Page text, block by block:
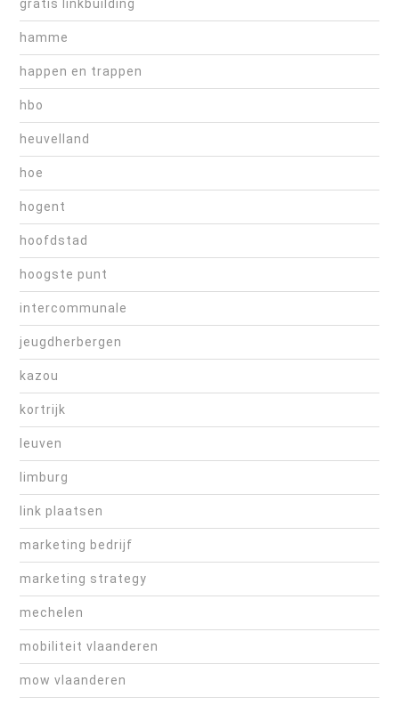
gratis linkbuilding
hamme
happen en trappen
hbo
heuvelland
hoe
hogent
hoofdstad
hoogste punt
intercommunale
jeugdherbergen
kazou
kortrijk
leuven
limburg
link plaatsen
marketing bedrijf
marketing strategy
mechelen
mobiliteit vlaanderen
mow vlaanderen